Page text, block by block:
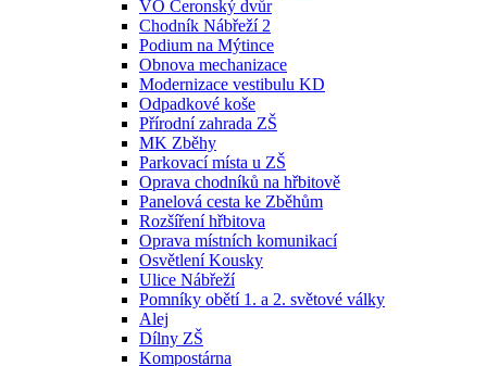
VO Ceronský dvůr
Chodník Nábřeží 2
Podium na Mýtince
Obnova mechanizace
Modernizace vestibulu KD
Odpadkové koše
Přírodní zahrada ZŠ
MK Zběhy
Parkovací místa u ZŠ
Oprava chodníků na hřbitově
Panelová cesta ke Zběhům
Rozšíření hřbitova
Oprava místních komunikací
Osvětlení Kousky
Ulice Nábřeží
Pomníky obětí 1. a 2. světové války
Alej
Dílny ZŠ
Kompostárna